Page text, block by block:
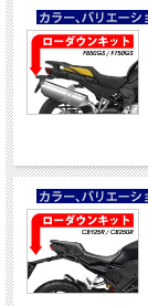
NEW
NEW